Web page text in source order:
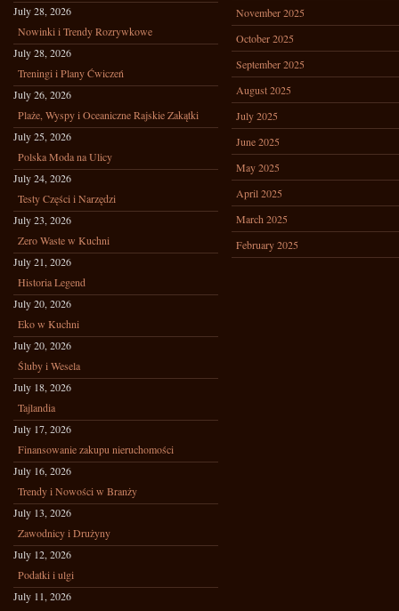
July 28, 2026
Nowinki i Trendy Rozrywkowe
July 28, 2026
Treningi i Plany Ćwiczeń
July 26, 2026
Plaże, Wyspy i Oceaniczne Rajskie Zakątki
July 25, 2026
Polska Moda na Ulicy
July 24, 2026
Testy Części i Narzędzi
July 23, 2026
Zero Waste w Kuchni
July 21, 2026
Historia Legend
July 20, 2026
Eko w Kuchni
July 20, 2026
Śluby i Wesela
July 18, 2026
Tajlandia
July 17, 2026
Finansowanie zakupu nieruchomości
July 16, 2026
Trendy i Nowości w Branży
July 13, 2026
Zawodnicy i Drużyny
July 12, 2026
Podatki i ulgi
July 11, 2026
November 2025
October 2025
September 2025
August 2025
July 2025
June 2025
May 2025
April 2025
March 2025
February 2025